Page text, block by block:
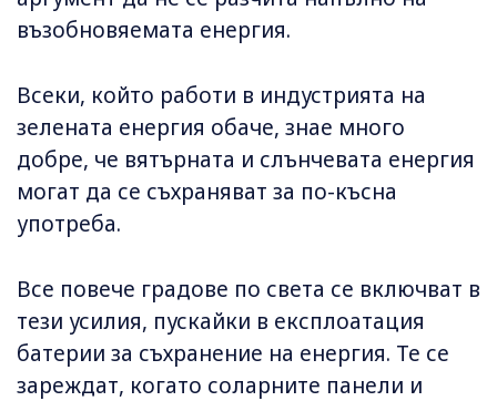
възобновяемата енергия.
Всеки, който работи в индустрията на
зелената енергия обаче, знае много
добре, че вятърната и слънчевата енергия
могат да се съхраняват за по-късна
употреба.
Все повече градове по света се включват в
тези усилия, пускайки в експлоатация
батерии за съхранение на енергия. Те се
зареждат, когато соларните панели и